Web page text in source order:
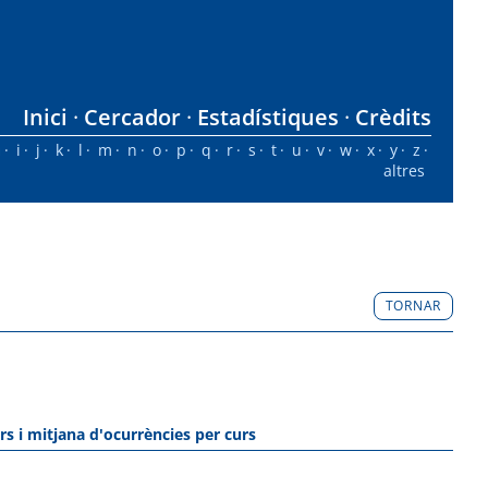
Inici Cercador Estadístiques Crèdits
i j k l m n o p q r s t u v w x y
z
altres
TORNAR
i mitjana d'ocurrències per curs